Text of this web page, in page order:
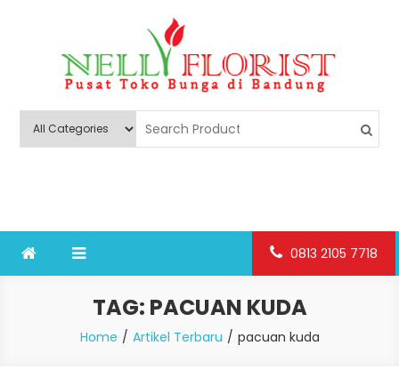
Nelly Florist Bandung
0813 2105 7718
TAG: PACUAN KUDA
Home Artikel Terbaru pacuan kuda